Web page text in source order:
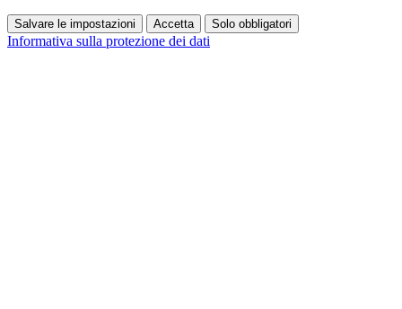
Salvare le impostazioni Accetta Solo obbligatori
Informativa sulla protezione dei dati